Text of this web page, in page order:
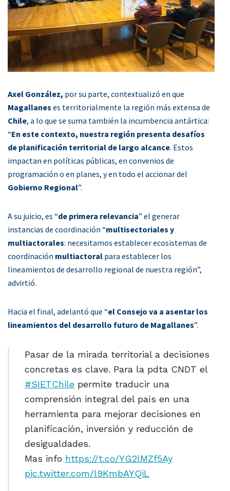
Axel González, por su parte, contextualizó en que
Magallanes es territorialmente la región más extensa de
Chile, a lo que se suma también la incumbencia antártica:
“En este contexto, nuestra región presenta desafíos
de planificación territorial de largo alcance. Estos
impactan en políticas públicas, en convenios de
programación o en planes, y en todo el accionar del
Gobierno Regional”.
A su juicio, es “de primera relevancia” el generar
instancias de coordinación “multisectoriales y
multiactorales: necesitamos establecer ecosistemas de
coordinación multiactoral para establecer los
lineamientos de desarrollo regional de nuestra región”,
advirtió.
Hacia el final, adelantó que “el Consejo va a asentar los
lineamientos del desarrollo futuro de Magallanes”.
Pasar de la mirada territorial a decisiones
concretas es clave. Para la pdta CNDT el
#SIETChile permite traducir una
comprensión integral del país en una
herramienta para mejorar decisiones en
planificación, inversión y reducción de
desigualdades.
Mas info https://t.co/YG2lMZf5Ay
pic.twitter.com/l9KmbAYQiL